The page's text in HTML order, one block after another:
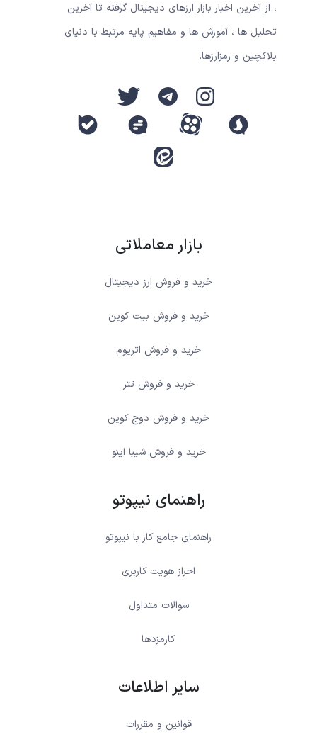
، از آخرین اخبار بازار ارزهای دیجیتال گرفته تا آخرین
تحلیل ها ، آموزش ها و مفاهیم پایه مرتبط با دنیای
بلاکچین و رمزارزها.
بازار معاملاتی
خرید و فروش ارز دیجیتال
خرید و فروش بیت کوین
خرید و فروش اتریوم
خرید و فروش تتر
خرید و فروش دوج کوین
خرید و فروش شیبا اینو
راهنمای نیپوتو
راهنمای جامع کار با نیپوتو
احراز هویت کاربری
سوالات متداول
کارمزدها
سایر اطلاعات
قوانین و مقررات